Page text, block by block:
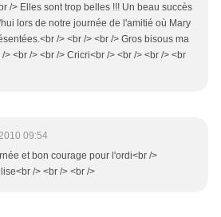
/> Elles sont trop belles !!! Un beau succès
lors de notre journée de l'amitié où Mary
/> <br /> <br /> Gros bisous ma
/> <br /> <br /> Cricri<br /> <br /> <br /> <br
09:54
et bon courage pour l'ordi<br />
/> <br /> <br />